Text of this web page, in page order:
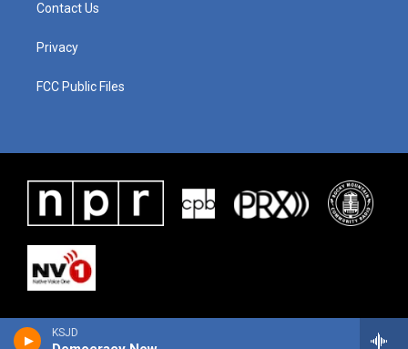
KSJD
Contact Us
Privacy
FCC Public Files